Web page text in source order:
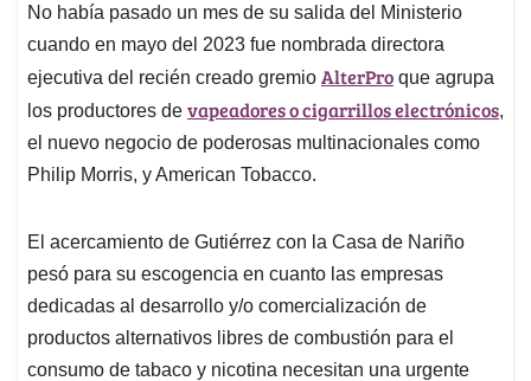
No había pasado un mes de su salida del Ministerio
cuando en mayo del 2023 fue nombrada directora
ejecutiva del recién creado gremio AlterPro que agrupa
los productores de vapeadores o cigarrillos electrónicos,
el nuevo negocio de poderosas multinacionales como
Philip Morris, y American Tobacco.
El acercamiento de Gutiérrez con la Casa de Nariño
pesó para su escogencia en cuanto las empresas
dedicadas al desarrollo y/o comercialización de
productos alternativos libres de combustión para el
consumo de tabaco y nicotina necesitan una urgente